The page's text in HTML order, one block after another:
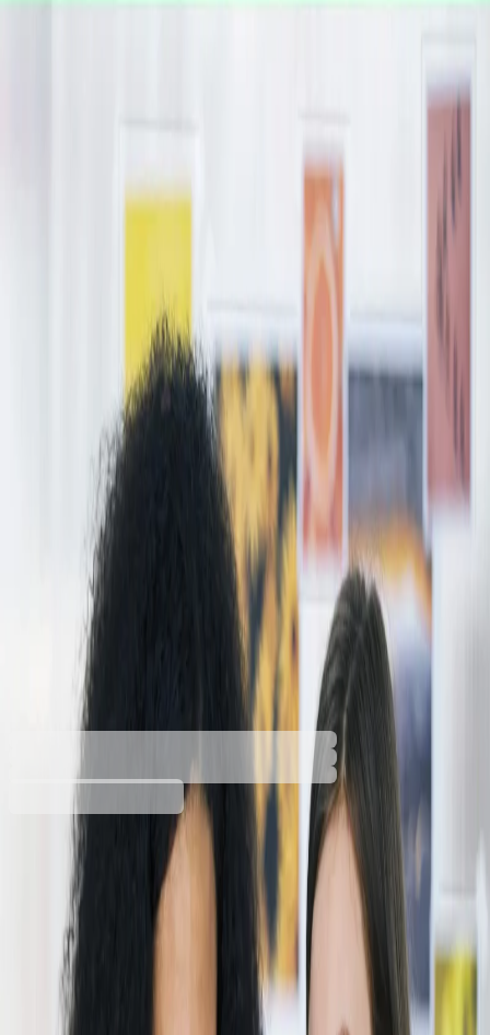
Toners And Inks Toners For Laser Printers
HP Toner CF401X, 201X, 2300
pages/5%, Cyan
3020101987
Barcode: 888793237991
Buy
Capacity at 5% coverage [number of pages]
2300
2800
Toner colour
Cyan